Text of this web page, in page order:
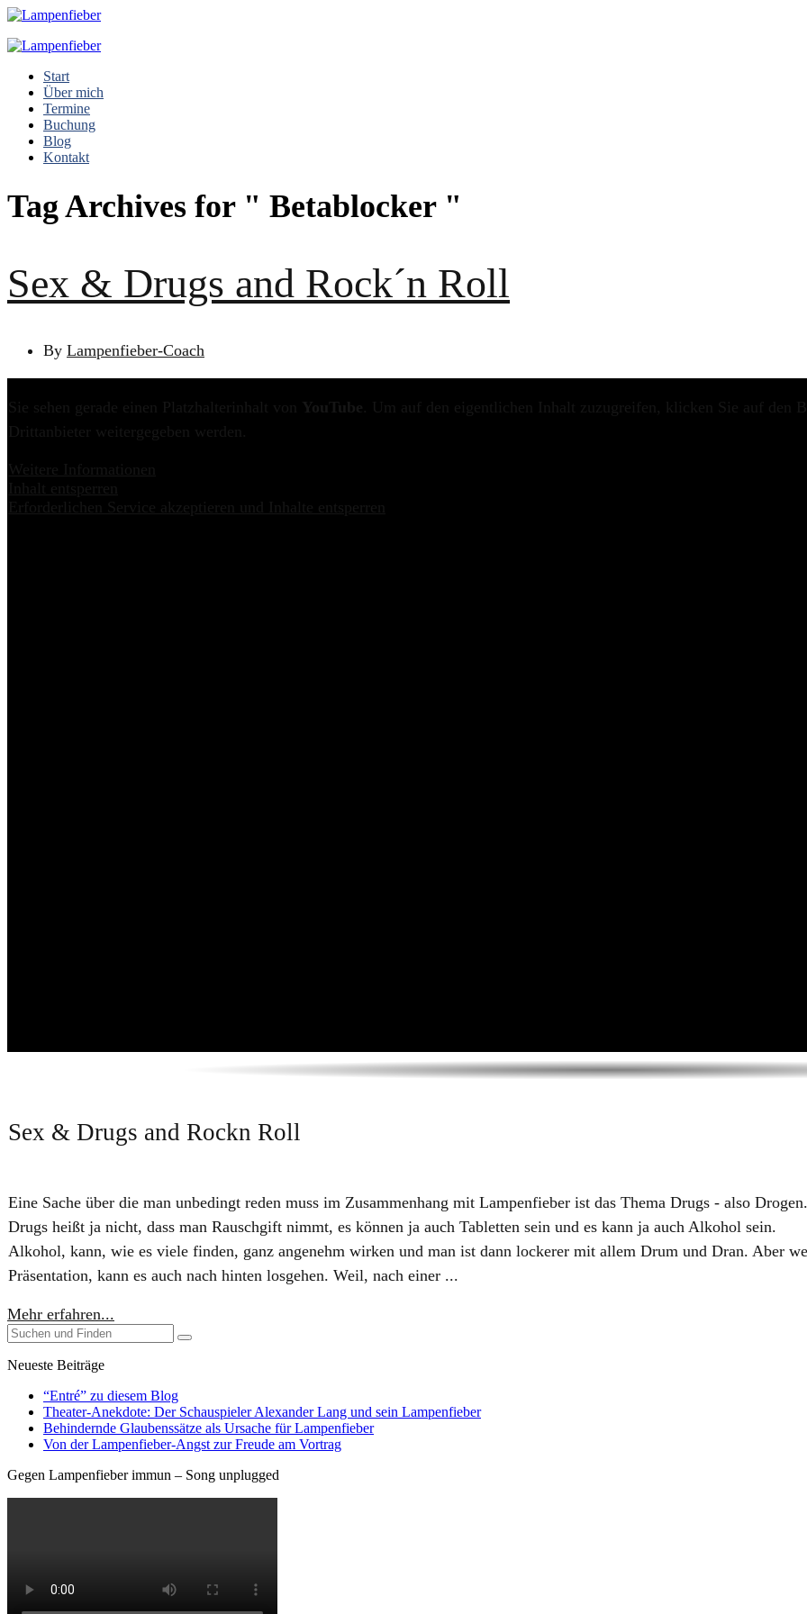
Start
Über mich
Termine
Buchung
Blog
Kontakt
Tag Archives for " Betablocker "
Sex & Drugs and Rock´n Roll
By Lampenfieber-Coach
​​Sex & Drugs and Rockn Roll
Eine Sache über die man unbedingt reden muss im Zusammenhang mit Lampenfieber ist das Thema ​Drugs - also Drogen.
Drugs heißt ja nicht, dass man Rauschgift nimmt, es können ja auch Tabletten sein und es kann ja auch Alkohol sein.
Alkohol, kann, wie es viele finden, ganz angenehm wirken und man ist dann lockerer mit allem Drum und Dran. Aber
Präsentation, kann es auch nach hinten losgehen. Weil, nach einer ...
Mehr erfahren...
Neueste Beiträge
“Entré” zu diesem Blog
Theater-Anekdote: Der Schauspieler Alexander Lang und sein Lampenfieber
Behindernde Glaubenssätze als Ursache für Lampenfieber
​Von der Lampenfieber-Angst zur Freude am Vortrag
Gegen Lampenfieber immun – Song unplugged